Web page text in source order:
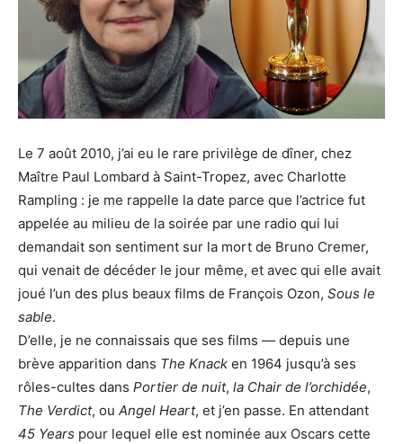
Le 7 août 2010, j’ai eu le rare privilège de dîner, chez
Maître Paul Lombard à Saint-Tropez, avec Charlotte
Rampling : je me rappelle la date parce que l’actrice fut
appelée au milieu de la soirée par une radio qui lui
demandait son sentiment sur la mort de Bruno Cremer,
qui venait de décéder le jour même, et avec qui elle avait
joué l’un des plus beaux films de François Ozon, Sous le
sable.
D’elle, je ne connaissais que ses films — depuis une
brève apparition dans The Knack en 1964 jusqu’à ses
rôles-cultes dans Portier de nuit, la Chair de l’orchidée,
The Verdict, ou Angel Heart, et j’en passe. En attendant
45 Years pour lequel elle est nominée aux Oscars cette